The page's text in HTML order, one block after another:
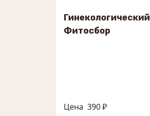
Гинекологический
Фитосбор
Цена 390 ₽